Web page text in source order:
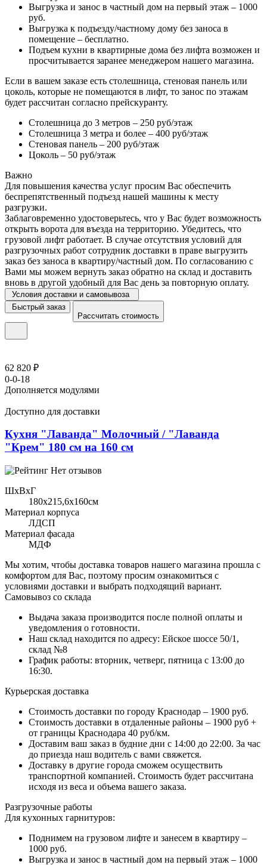
Выгрузка и занос в частный дом на первый этаж – 1000
руб.
Выгрузка к подъезду/частному дому без заноса в
помещение – бесплатно.
Подъем кухни в квартирные дома без лифта возможен и
просчитывается заранее менеджером нашего магазина.
Если в вашем заказе есть столешница, стеновая панель или
цоколь, которые не помещаются в лифт, то занос по этажам
будет рассчитан согласно прейскуранту.
Столешница до 3 метров – 250 руб/этаж
Столешница 3 метра и более – 400 руб/этаж
Стеновая панель – 200 руб/этаж
Цоколь – 50 руб/этаж
Важно
Для повышения качества услуг просим Вас обеспечить
беспрепятственный подъезд нашей машины к месту
разгрузки.
Заблаговременно удостоверьтесь, что у Вас будет возможность
открыть ворота для въезда на территорию. Убедитесь, что
грузовой лифт работает. В случае отсутствия условий для
разгрузочных работ сотрудник доставки в праве выгрузить
заказ без заноса в квартиру/частный дом. По согласованию с
Вами мы можем вернуть заказ обратно на склад и доставить
вновь в другой удобный для Вас день за повторную оплату.
Условия доставки и самовывоза
Быстрый заказ
Рассчитать стоимость
62 820 ₽
0-0-18
Дополняется модулями
Доступно для доставки
Кухня "Лаванда" Молочный / "Лаванда
"Крем" 180 см на 160 см
Нет отзывов
ШхВхГ
180x215,6х160см
Материал корпуса
ЛДСП
Материал фасада
МДФ
Мы хотим, чтобы доставка товаров нашего магазина прошла с
комфортом для Вас, поэтому просим ознакомиться с
условиями доставки и выбрать подходящий вариант.
Самовывоз со склада
Выдача заказа производится после полной оплаты и
уведомления о готовности.
Наш склад находится по адресу: Ейское шоссе 50/1,
склад №8
График работы: вторник, четверг, пятница с 13:00 до
16:30.
Курьерская доставка
Стоимость доставки по городу Краснодар – 1900 руб.
Стоимость доставки в отдаленные районы – 1900 руб +
от границы Краснодара 40 руб/км.
Доставим ваш заказ в будние дни с 14:00 до 22:00. За час
до приезда наш водитель с вами свяжется.
Доставку в другие города сможем осуществить
транспортной компанией. Стоимость будет рассчитана
исходя из веса и объема вашего заказа.
Разгрузочные работы
Для кухонных гарнитуров:
Поднимем на грузовом лифте и занесем в квартиру –
1000 руб.
Выгрузка и занос в частный дом на первый этаж – 1000